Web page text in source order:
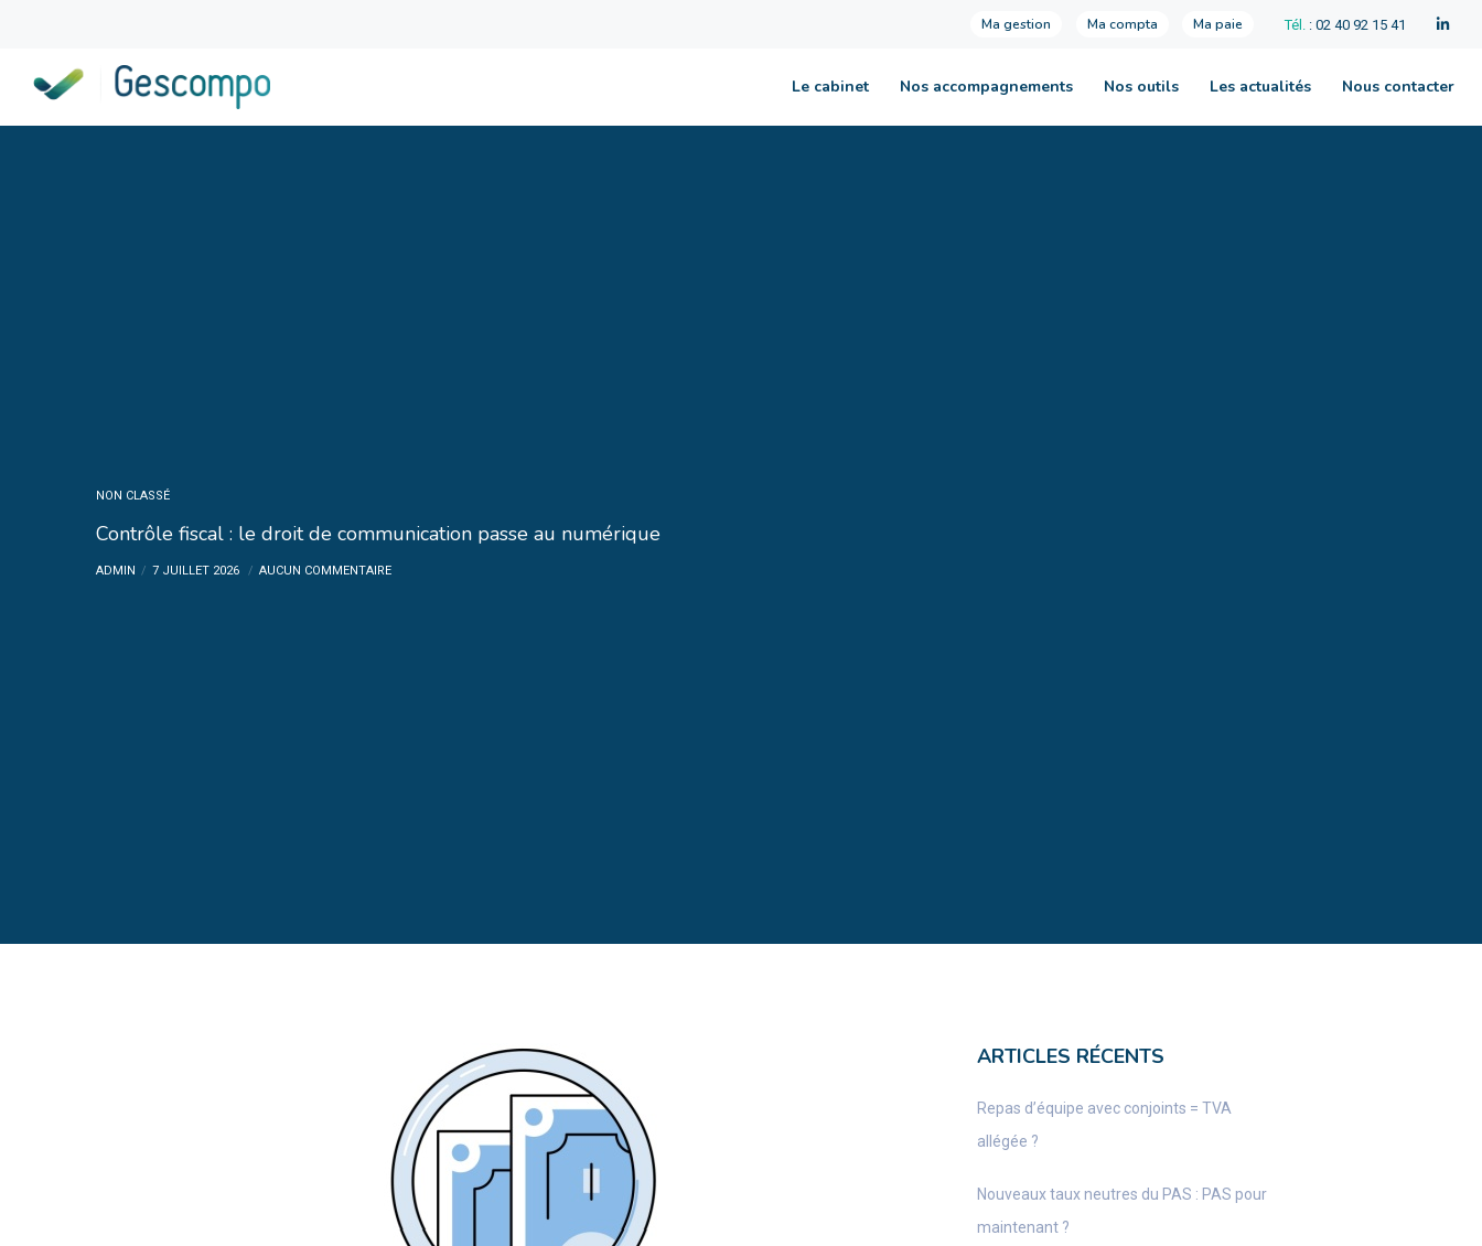
Ma gestion Ma compta Ma paie Tél. : 02 40 92 15 41
Le cabinet Nos accompagnements Nos outils Les actualités Nous contacter
NON CLASSÉ
Contrôle fiscal : le droit de communication passe au numérique
ADMIN 7 JUILLET 2026 AUCUN COMMENTAIRE
ARTICLES RÉCENTS
Repas d’équipe avec conjoints = TVA
allégée ?
Nouveaux taux neutres du PAS : PAS pour
maintenant ?